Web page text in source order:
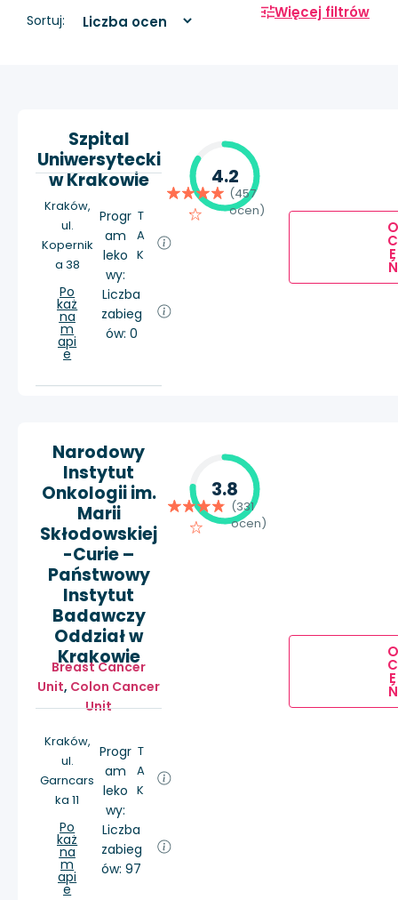
Sortuj: Więcej filtrów
Szpital
Uniwersytecki
w Krakowie
Kraków,
ul.
Kopernik
a 38
Po
każ
na
m
api
e
Progr
am
leko
wy:
T
A
K
Liczba
zabieg
ów: 0
4.2
(457
ocen)
O
C
E
Ń
Narodowy
Instytut
Onkologii im.
Marii
Skłodowskiej
-Curie –
Państwowy
Instytut
Badawczy
Oddział w
Krakowie
Breast Cancer
Unit, Colon Cancer
Unit
Kraków,
ul.
Garncars
ka 11
Po
każ
na
m
api
e
Progr
am
leko
wy:
T
A
K
Liczba
zabieg
ów: 97
3.8
(331
ocen)
O
C
E
Ń